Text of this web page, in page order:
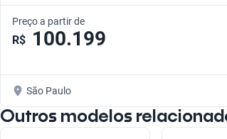
Preço a partir de
R$ 100.199
São Paulo
Outros modelos